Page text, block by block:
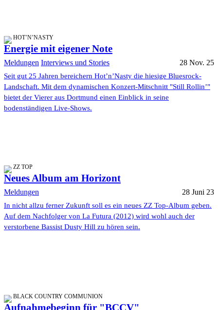
HOT’N’NASTY
Energie mit eigener Note
Meldungen Interviews und Stories 28 Nov. 25
Seit gut 25 Jahren bereichern Hot’n’Nasty die hiesige Bluesrock-
Landschaft. Mit dem dynamischen Konzert-Mitschnitt "Still Rollin’"
bietet der Vierer aus Dortmund einen Einblick in seine
bodenständigen Live-Shows.
ZZ TOP
Neues Album am Horizont
Meldungen 28 Juni 23
In nicht allzu ferner Zukunft soll es ein neues ZZ Top-Album geben.
Auf dem Nachfolger von La Futura (2012) wird wohl auch der
verstorbene Bassist Dusty Hill zu hören sein.
BLACK COUNTRY COMMUNION
Aufnahmebeginn für "BCCV"